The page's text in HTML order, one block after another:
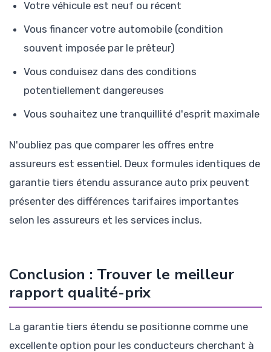
Votre véhicule est neuf ou récent
Vous financer votre automobile (condition
souvent imposée par le prêteur)
Vous conduisez dans des conditions
potentiellement dangereuses
Vous souhaitez une tranquillité d'esprit maximale
N'oubliez pas que comparer les offres entre
assureurs est essentiel. Deux formules identiques de
garantie tiers étendu assurance auto prix peuvent
présenter des différences tarifaires importantes
selon les assureurs et les services inclus.
Conclusion : Trouver le meilleur
rapport qualité-prix
La garantie tiers étendu se positionne comme une
excellente option pour les conducteurs cherchant à